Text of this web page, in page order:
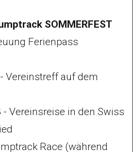
Sie können das
in Begleitung der Eltern
erschwingliche
welche die Kinder und
bringt. Es schult
fördert die Kondition.
Zweiradfreunde erfreuen
Angebots. Dies ist also
SOMMERFEST
Ferienpass
- Vereinstreff auf dem
- Vereinsreise in den Swiss
Race (während